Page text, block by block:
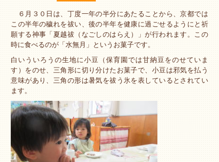
６月３０日は、丁度一年の半分にあたることから、京都では
この半年の穢れを祓い、後の半年を健康に過ごせるようにと祈
願する神事「夏越祓（なごしのはらえ）」が行われます。この
時に食べるのが「水無月」というお菓子です。
白いういろうの生地に小豆（保育園では甘納豆をのせていま
す）をのせ、三角形に切り分けたお菓子で、小豆は邪気を払う
意味があり、三角の形は暑気を祓う氷を表しているとされてい
ます。